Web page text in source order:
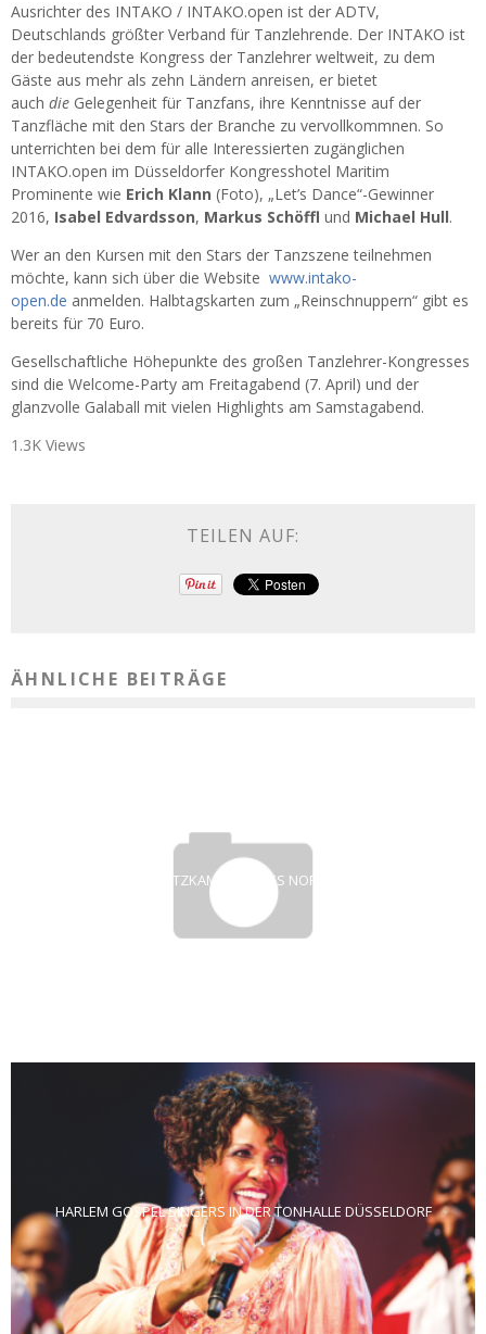
Ausrichter des INTAKO / INTAKO.open ist der ADTV,
Deutschlands größter Verband für Tanzlehrende. Der INTAKO ist
der bedeutendste Kongress der Tanzlehrer weltweit, zu dem
Gäste aus mehr als zehn Ländern anreisen, er bietet
auch die Gelegenheit für Tanzfans, ihre Kenntnisse auf der
Tanzfläche mit den Stars der Branche zu vervollkommnen. So
unterrichten bei dem für alle Interessierten zugänglichen
INTAKO.open im Düsseldorfer Kongresshotel Maritim
Prominente wie Erich Klann (Foto), „Let’s Dance“-Gewinner
2016, Isabel Edvardsson, Markus Schöffl und Michael Hull.
Wer an den Kursen mit den Stars der Tanzszene teilnehmen
möchte, kann sich über die Website www.intako-
open.de anmelden. Halbtagskarten zum „Reinschnuppern“ gibt es
bereits für 70 Euro.
Gesellschaftliche Höhepunkte des großen Tanzlehrer-Kongresses
sind die Welcome-Party am Freitagabend (7. April) und der
glanzvolle Galaball mit vielen Highlights am Samstagabend.
1.3K Views
TEILEN AUF:
ÄHNLICHE BEITRÄGE
ARKTIS – SCHATZKAMMERN DES NORDENS IM ZAKK
HARLEM GOSPEL SINGERS IN DER TONHALLE DÜSSELDORF